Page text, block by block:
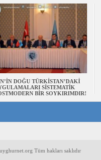
DOĞU TÜRKİSTAN’DAKİ
SİSTEMATİK
BİR SOYKIRIMDIR!
Tüm hakları saklıdır